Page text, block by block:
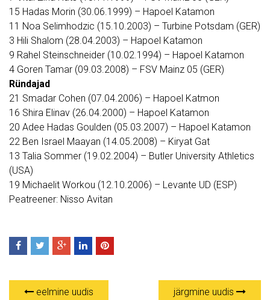
15 Hadas Morin (30.06.1999) – Hapoel Katamon
11 Noa Selimhodzic (15.10.2003) – Turbine Potsdam (GER)
3 Hili Shalom (28.04.2003) – Hapoel Katamon
9 Rahel Steinschneider (10.02.1994) – Hapoel Katamon
4 Goren Tamar (09.03.2008) – FSV Mainz 05 (GER)
Ründajad
21 Smadar Cohen (07.04.2006) – Hapoel Katmon
16 Shira Elinav (26.04.2000) – Hapoel Katamon
20 Adee Hadas Goulden (05.03.2007) – Hapoel Katamon
22 Ben Israel Maayan (14.05.2008) – Kiryat Gat
13 Talia Sommer (19.02.2004) – Butler University Athletics
(USA)
19 Michaelit Workou (12.10.2006) – Levante UD (ESP)
Peatreener: Nisso Avitan
eelmine uudis järgmine uudis